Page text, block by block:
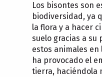
Los bisontes son
biodiversidad, ya
la flora y a hacer
suelo gracias a su
estos animales
ha provocado el
tierra, haciéndola